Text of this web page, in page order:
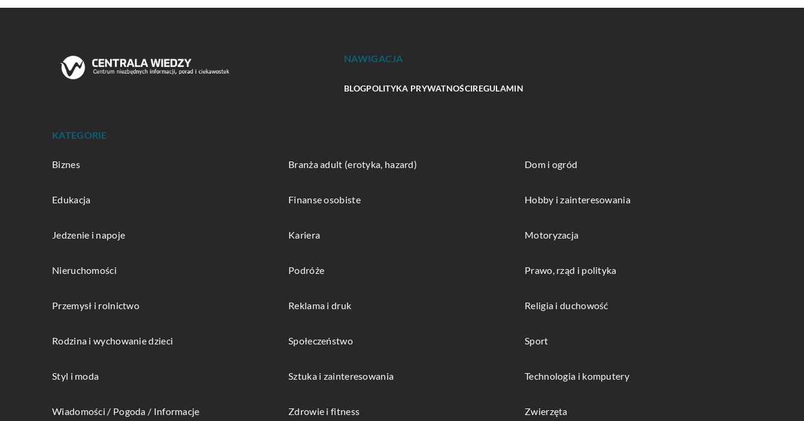
NAWIGACJA
BLOGPOLITYKA PRYWATNOŚCIREGULAMIN
KATEGORIE
Biznes Branża adult (erotyka, hazard) Dom i ogród
Edukacja Finanse osobiste Hobby i zainteresowania
Jedzenie i napoje Kariera Motoryzacja
Nieruchomości Podróże Prawo, rząd i polityka
Przemysł i rolnictwo Reklama i druk Religia i duchowość
Rodzina i wychowanie dzieci Społeczeństwo Sport
Styl i moda Sztuka i zainteresowania Technologia i komputery
Wiadomości / Pogoda / Informacje Zdrowie i fitness Zwierzęta